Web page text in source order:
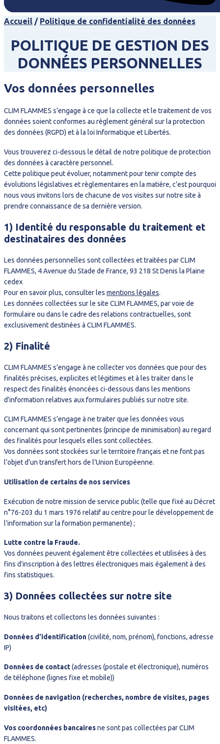
Accueil / Politique de confidentialité des données
POLITIQUE DE GESTION DES
DONNÉES PERSONNELLES
Vos données personnelles
CLIM FLAMMES s’engage à ce que la collecte et le traitement de vos
données soient conformes au règlement général sur la protection
des données (RGPD) et à la loi Informatique et Libertés.
Vous trouverez ci-dessous le détail de notre politique de protection
des données à caractère personnel.
Cette politique peut évoluer, notamment pour tenir compte des
évolutions législatives et règlementaires en la matière, c’est pourquoi
nous vous invitons lors de chacune de vos visites sur notre site à
prendre connaissance de sa dernière version.
1) Identité du responsable du traitement et
destinataires des données
Les données personnelles sont collectées et traitées par CLIM
FLAMMES, 4 Avenue du Stade de France, 93 218 St Denis la Plaine
cedex
Pour en savoir plus, consulter les mentions légales.
Les données collectées sur le site CLIM FLAMMES, par voie de
formulaire ou dans le cadre des relations contractuelles, sont
exclusivement destinées à CLIM FLAMMES.
2) Finalité
CLIM FLAMMES s’engage à ne collecter vos données que pour des
finalités précises, explicites et légitimes et à les traiter dans le
respect des finalités énoncées ci-dessous dans les mentions
d’information relatives aux formulaires publiés sur notre site.
CLIM FLAMMES s’engage à ne traiter que les données vous
concernant qui sont pertinentes (principe de minimisation) au regard
des finalités pour lesquels elles sont collectées.
Vos données sont stockées sur le territoire français et ne font pas
l’objet d’un transfert hors de l’Union Européenne.
Utilisation de certains de nos services
Exécution de notre mission de service public (telle que fixé au Décret
n°76-203 du 1 mars 1976 relatif au centre pour le développement de
l’information sur la formation permanente) ;
Lutte contre la Fraude.
Vos données peuvent également être collectées et utilisées à des
fins d’inscription à des lettres électroniques mais également à des
fins statistiques.
3) Données collectées sur notre site
Nous traitons et collectons les données suivantes :
Données d’identification(civilité, nom, prénom), fonctions, adresse
IP)
Données de contact(adresses (postale et électronique), numéros
de téléphone (lignes fixe et mobile))
Données de navigation (recherches, nombre de visites, pages
visitées, etc)
Vos coordonnées bancairesne sont pas collectées par CLIM
FLAMMES.